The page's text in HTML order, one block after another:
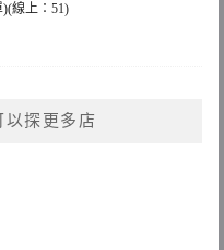
線上：51)
以探更多店